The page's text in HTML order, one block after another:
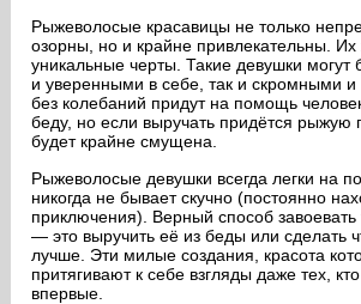
Рыжеволосые красавицы не только
озорны, но и крайне привлекательны. Их
уникальные черты. Такие девушки могут
и уверенными в себе, так и скромными
без колебаний придут на помощь
беду, но если выручать придётся рыжую
будет крайне смущена.
Рыжеволосые девушки всегда легки на
никогда не бывает скучно (постоянно
приключения). Верный способ завоевать
— это выручить её из беды или сделать
лучше. Эти милые создания, красота
притягивают к себе взгляды даже тех,
впервые.